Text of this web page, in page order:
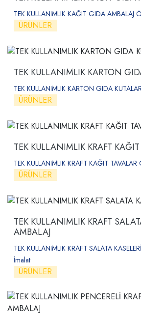
TEK KULLANIMLIK KAĞIT GIDA AMBALAJ
ÜRÜNLER
TEK KULLANIMLIK KARTON
TEK KULLANIMLIK KARTON GIDA
ÜRÜNLER
TEK KULLANIMLIK KRAFT
TEK KULLANIMLIK KRAFT KAĞIT TAVALAR
ÜRÜNLER
TEK KULLANIMLIK KRAFT
AMBALAJ
TEK KULLANIMLIK KRAFT SALATA
İmalat
ÜRÜNLER